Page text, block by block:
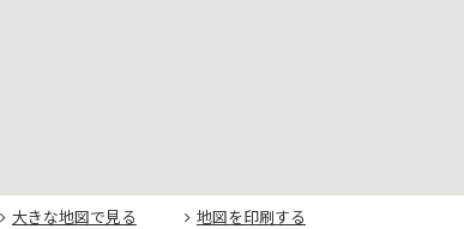
大きな地図で見る 地図を印刷する